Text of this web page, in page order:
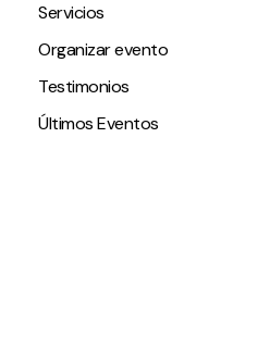
Servicios
Organizar evento
Testimonios
Últimos Eventos